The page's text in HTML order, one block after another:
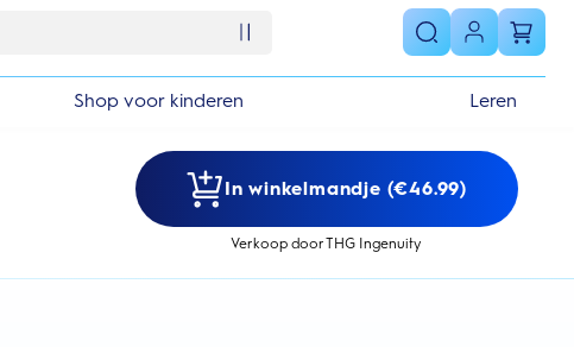
Shop voor kinderen Leren
In winkelmandje (€46.99)
Verkoop door THG Ingenuity